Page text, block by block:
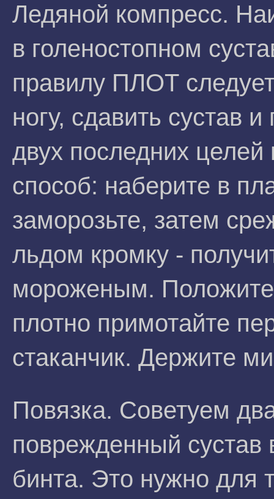
Ледяной компресс.
в голеностопном
правилу ПЛОТ
ногу, сдавить сустав
двух последних целей
способ: наберите в
заморозьте, затем
льдом кромку -
мороженым. Положите
плотно примотайте
стаканчик. Держите
Повязка. Советуем
поврежденный сустав
бинта. Это нужно для